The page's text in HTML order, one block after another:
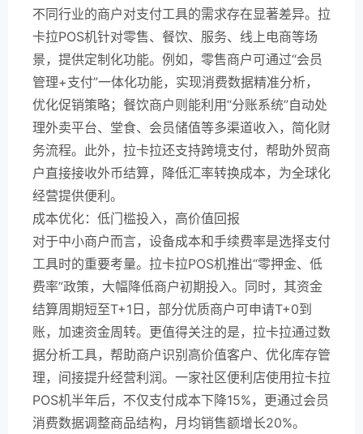
不同行业的商户对支付工具的需求存在显著差异。拉
卡拉POS机针对零售、餐饮、服务、线上电商等场
景，提供定制化功能。例如，零售商户可通过“会员
管理+支付”一体化功能，实现消费数据精准分析，
优化促销策略；餐饮商户则能利用“分账系统”自动处
理外卖平台、堂食、会员储值等多渠道收入，简化财
务流程。此外，拉卡拉还支持跨境支付，帮助外贸商
户直接接收外币结算，降低汇率转换成本，为全球化
经营提供便利。
成本优化：低门槛投入，高价值回报
对于中小商户而言，设备成本和手续费率是选择支付
工具时的重要考量。拉卡拉POS机推出“零押金、低
费率”政策，大幅降低商户初期投入。同时，其资金
结算周期短至T+1日，部分优质商户可申请T+0到
账，加速资金周转。更值得关注的是，拉卡拉通过数
据分析工具，帮助商户识别高价值客户、优化库存管
理，间接提升经营利润。一家社区便利店使用拉卡拉
POS机半年后，不仅支付成本下降15%，更通过会员
消费数据调整商品结构，月均销售额增长20%。